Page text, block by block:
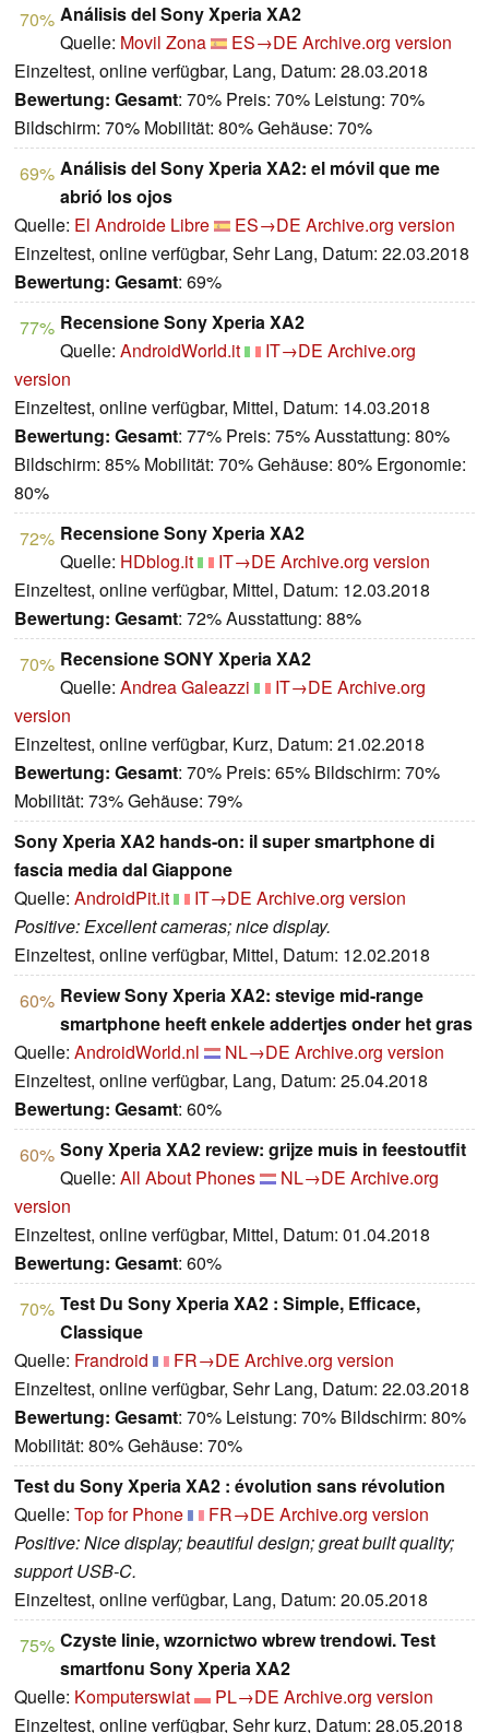
70% Análisis del Sony Xperia XA2
Quelle: Movil Zona ES→DE Archive.org version
Einzeltest, online verfügbar, Lang, Datum: 28.03.2018
Bewertung: Gesamt: 70% Preis: 70% Leistung: 70%
Bildschirm: 70% Mobilität: 80% Gehäuse: 70%
69% Análisis del Sony Xperia XA2: el móvil que me
abrió los ojos
Quelle: El Androide Libre ES→DE Archive.org version
Einzeltest, online verfügbar, Sehr Lang, Datum: 22.03.2018
Bewertung: Gesamt: 69%
77% Recensione Sony Xperia XA2
Quelle: AndroidWorld.it IT→DE Archive.org
version
Einzeltest, online verfügbar, Mittel, Datum: 14.03.2018
Bewertung: Gesamt: 77% Preis: 75% Ausstattung: 80%
Bildschirm: 85% Mobilität: 70% Gehäuse: 80% Ergonomie:
80%
72% Recensione Sony Xperia XA2
Quelle: HDblog.it IT→DE Archive.org version
Einzeltest, online verfügbar, Mittel, Datum: 12.03.2018
Bewertung: Gesamt: 72% Ausstattung: 88%
70% Recensione SONY Xperia XA2
Quelle: Andrea Galeazzi IT→DE Archive.org
version
Einzeltest, online verfügbar, Kurz, Datum: 21.02.2018
Bewertung: Gesamt: 70% Preis: 65% Bildschirm: 70%
Mobilität: 73% Gehäuse: 79%
Sony Xperia XA2 hands-on: il super smartphone di
fascia media dal Giappone
Quelle: AndroidPit.it IT→DE Archive.org version
Positive: Excellent cameras; nice display.
Einzeltest, online verfügbar, Mittel, Datum: 12.02.2018
60% Review Sony Xperia XA2: stevige mid-range
smartphone heeft enkele addertjes onder het gras
Quelle: AndroidWorld.nl NL→DE Archive.org version
Einzeltest, online verfügbar, Lang, Datum: 25.04.2018
Bewertung: Gesamt: 60%
60% Sony Xperia XA2 review: grijze muis in feestoutfit
Quelle: All About Phones NL→DE Archive.org
version
Einzeltest, online verfügbar, Mittel, Datum: 01.04.2018
Bewertung: Gesamt: 60%
70% Test Du Sony Xperia XA2 : Simple, Efficace,
Classique
Quelle: Frandroid FR→DE Archive.org version
Einzeltest, online verfügbar, Sehr Lang, Datum: 22.03.2018
Bewertung: Gesamt: 70% Leistung: 70% Bildschirm: 80%
Mobilität: 80% Gehäuse: 70%
Test du Sony Xperia XA2 : évolution sans révolution
Quelle: Top for Phone FR→DE Archive.org version
Positive: Nice display; beautiful design; great built quality;
support USB-C.
Einzeltest, online verfügbar, Lang, Datum: 20.05.2018
75% Czyste linie, wzornictwo wbrew trendowi. Test
smartfonu Sony Xperia XA2
Quelle: Komputerswiat PL→DE Archive.org version
Einzeltest, online verfügbar, Sehr kurz, Datum: 28.05.2018